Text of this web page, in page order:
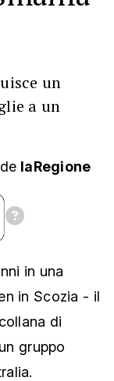
un
a un
de laRegione
in una
in Scozia - il
di
gruppo